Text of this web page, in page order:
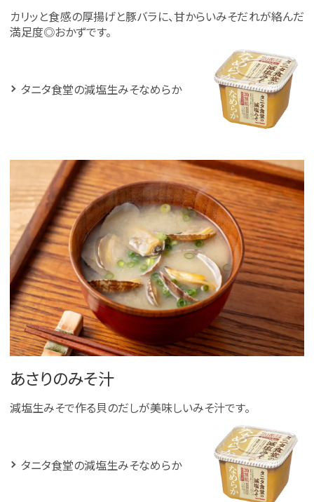
カリッと食感の厚揚げと豚バラに、甘からいみそだれが絡んだ
満足度◎おかずです。
タニタ食堂の減塩生みそなめらか
あさりのみそ汁
減塩生みそで作る貝のだしが美味しいみそ汁です。
タニタ食堂の減塩生みそなめらか